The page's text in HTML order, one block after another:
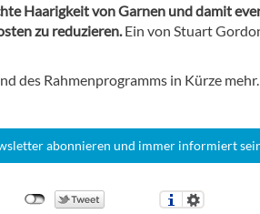
Haarigkeit von Garnen und damit
zu reduzieren.Ein von Stuart
des Rahmenprogramms in Kürze
abonnieren und immer informiert